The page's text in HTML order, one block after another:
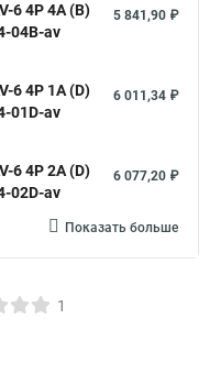
6 4P 4A (B)
04B-av
5 841,90 ₽
6 4P 1A (D)
01D-av
6 011,34 ₽
6 4P 2A (D)
02D-av
6 077,20 ₽
Показать больше
1